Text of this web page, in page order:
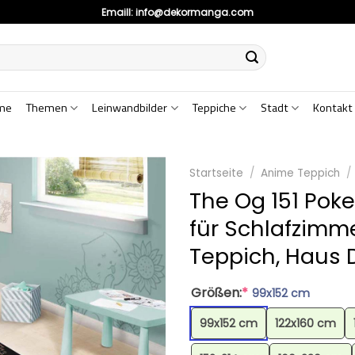
Emaill:info@dekormanga.com
Themen Leinwandbilder Teppiche Stadt Kontakt
Startseite / Anime Teppich /
The Og 151
für
Teppich, Haus
Größen:* 99x152 cm
99x152 cm
122x160 cm